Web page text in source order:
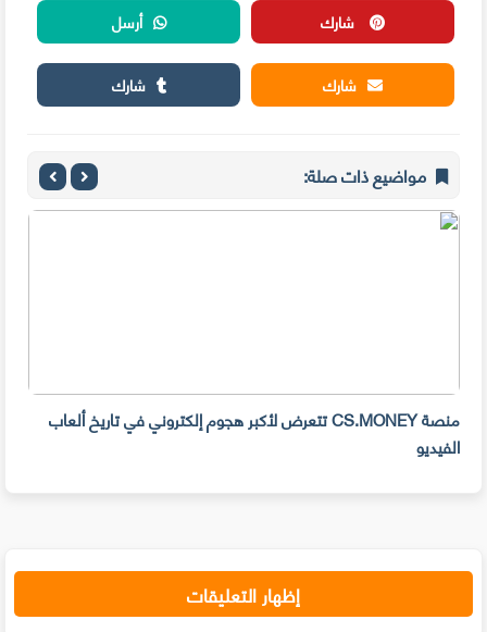
شارك
أرسل
شارك
شارك
مواضيع ذات صلة:
منصة CS.MONEY تتعرض لأكبر هجوم إلكتروني في تاريخ ألعاب
الفيديو
إظهار التعليقات